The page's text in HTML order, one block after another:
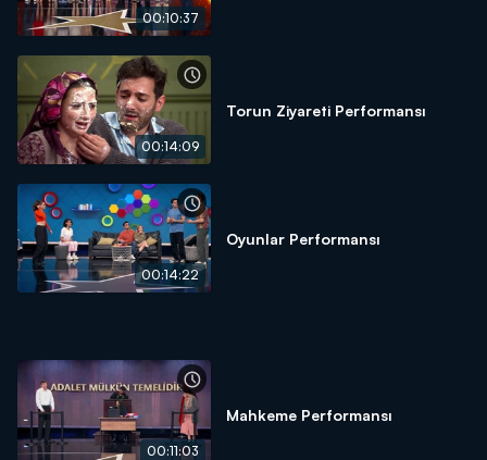
00:10:37
00:14:09
Torun Ziyareti Performansı
00:14:22
Oyunlar Performansı
00:11:03
Mahkeme Performansı